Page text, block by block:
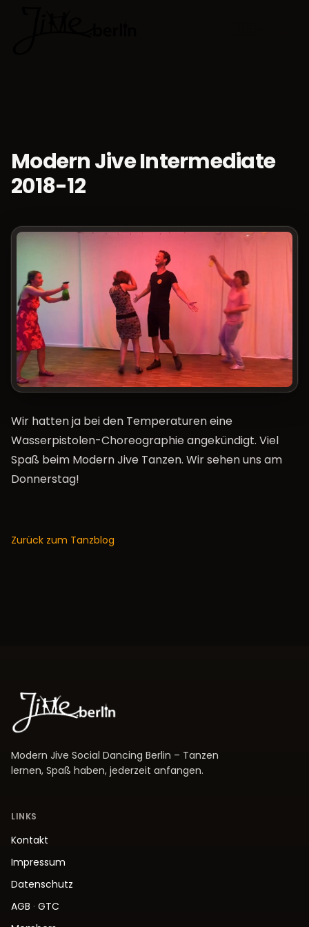
Modern Jive Intermediate
2018-12
Wir hatten ja bei den Temperaturen eine
Wasserpistolen-Choreographie angekündigt. Viel
Spaß beim Modern Jive Tanzen. Wir sehen uns am
Donnerstag!
Zurück zum Tanzblog
Modern Jive Social Dancing Berlin – Tanzen
lernen, Spaß haben, jederzeit anfangen.
LINKS
Kontakt
Impressum
Datenschutz
AGB · GTC